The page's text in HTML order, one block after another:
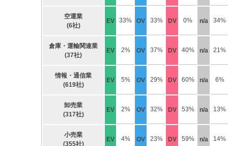
空運業
(6社)
EV 33% OV 33% DV 0% n/a 34%
倉庫・運輸関連業
(37社)
EV 2% OV 37% DV 40% n/a 21%
情報・通信業
(619社)
EV 5% OV 29% DV 60% n/a 6%
卸売業
(317社)
EV 2% OV 32% DV 53% n/a 13%
小売業
(355社)
EV 4% OV 23% DV 59% n/a 14%